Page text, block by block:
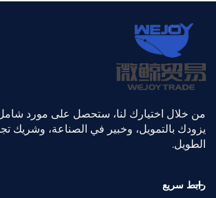
من خلال اختيارك لنا، ستحصل على مورد شامل
يزودك بالتمويل، وخبير في الصناعة، وشريك
الطويل.
رابط سريع